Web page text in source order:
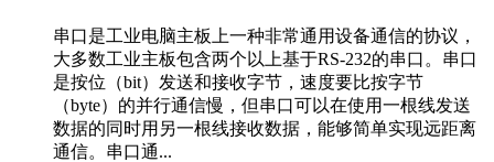
串口是工业电脑主板上一种非常通用设备通信的协议，
大多数工业主板包含两个以上基于RS-232的串口。串口
是按位（bit）发送和接收字节，速度要比按字节
（byte）的并行通信慢，但串口可以在使用一根线发送
数据的同时用另一根线接收数据，能够简单实现远距离
通信。串口通...